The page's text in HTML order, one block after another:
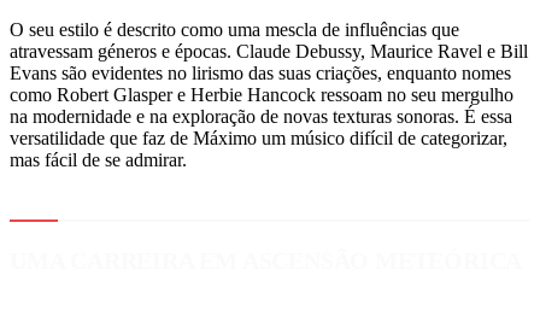
O seu estilo é descrito como uma mescla de influências que
atravessam géneros e épocas. Claude Debussy, Maurice Ravel e Bill
Evans são evidentes no lirismo das suas criações, enquanto nomes
como Robert Glasper e Herbie Hancock ressoam no seu mergulho
na modernidade e na exploração de novas texturas sonoras. É essa
versatilidade que faz de Máximo um músico difícil de categorizar,
mas fácil de se admirar.